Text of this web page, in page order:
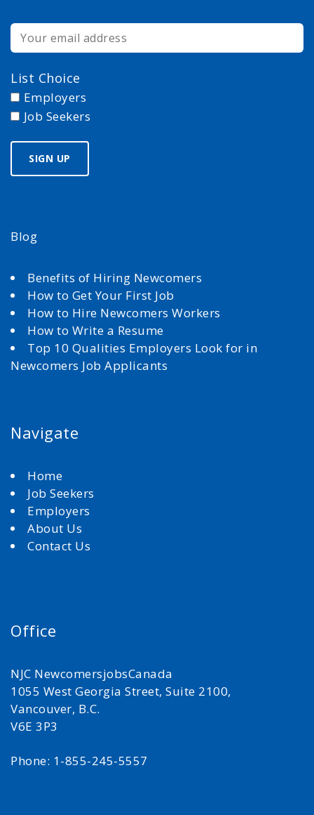
List Choice
Employers
Job Seekers
Blog
Benefits of Hiring Newcomers
How to Get Your First Job
How to Hire Newcomers Workers
How to Write a Resume
Top 10 Qualities Employers Look for in
Newcomers Job Applicants
Navigate
Home
Job Seekers
Employers
About Us
Contact Us
Office
NJC NewcomersjobsCanada
1055 West Georgia Street, Suite 2100,
Vancouver, B.C.
V6E 3P3
Phone: 1-855-245-5557